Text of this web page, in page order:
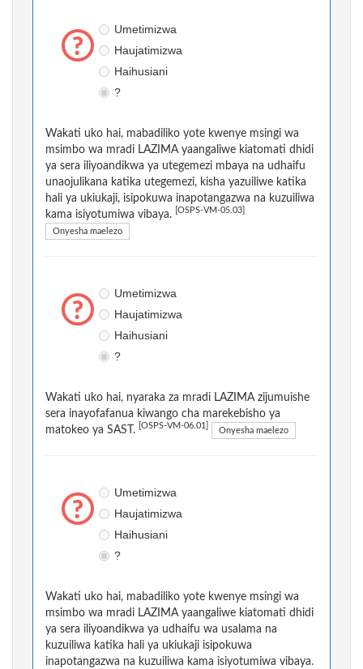
Umetimizwa
Haujatimizwa
Haihusiani
?
Wakati uko hai, mabadiliko yote kwenye msingi wa
msimbo wa mradi LAZIMA yaangaliwe kiatomati dhidi
ya sera iliyoandikwa ya utegemezi mbaya na udhaifu
unaojulikana katika utegemezi, kisha yazuiliwe katika
hali ya ukiukaji, isipokuwa inapotangazwa na kuzuiliwa
kama isiyotumiwa vibaya.
[OSPS-VM-05.03]
Onyesha maelezo
Umetimizwa
Haujatimizwa
Haihusiani
?
Wakati uko hai, nyaraka za mradi LAZIMA zijumuishe
sera inayofafanua kiwango cha marekebisho ya
matokeo ya SAST.
[OSPS-VM-06.01] Onyesha maelezo
Umetimizwa
Haujatimizwa
Haihusiani
?
Wakati uko hai, mabadiliko yote kwenye msingi wa
msimbo wa mradi LAZIMA yaangaliwe kiatomati dhidi
ya sera iliyoandikwa ya udhaifu wa usalama na
kuzuiliwa katika hali ya ukiukaji isipokuwa
inapotangazwa na kuzuiliwa kama isiyotumiwa vibaya.